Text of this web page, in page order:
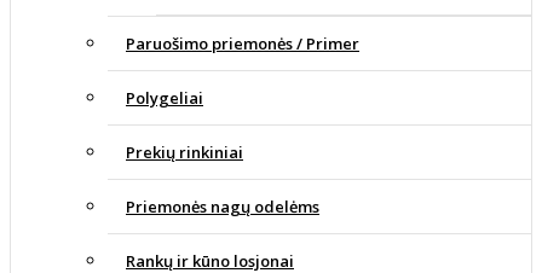
Paruošimo priemonės / Primer
Polygeliai
Prekių rinkiniai
Priemonės nagų odelėms
Rankų ir kūno losjonai